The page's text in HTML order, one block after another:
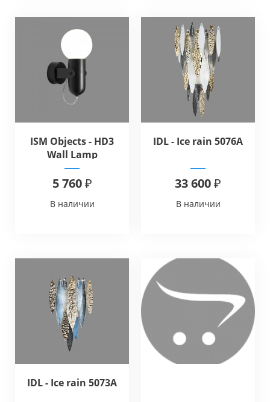
ISM Objects - HD3
Wall Lamp
5 760 ₽
В наличии
IDL - Ice rain 5076A
33 600 ₽
В наличии
IDL - Ice rain 5073A